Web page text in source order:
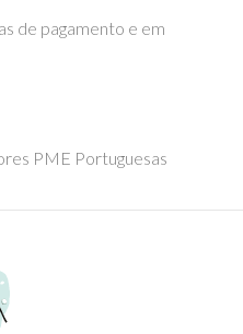
de pagamento e em
PME Portuguesas